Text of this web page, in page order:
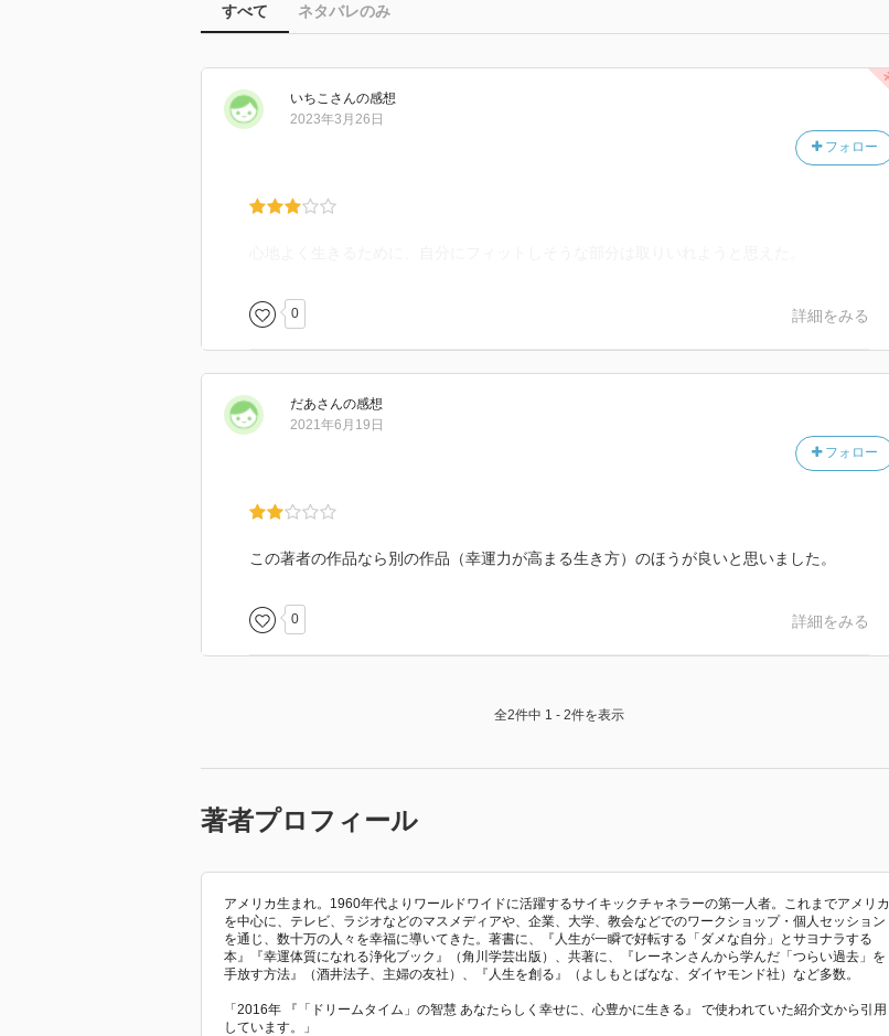
すべて ネタバレのみ
いちこ さんの感想
フォロー
2023年3月26日
0 詳細をみる
だあさんの感想
フォロー
2021年6月19日
この著者の作品なら別の作品（幸運力が高まる生き方）のほうが良いと思いました。
0 詳細をみる
全2件中 1 - 2件を表示
著者プロフィール
アメリカ生まれ。1960年代よりワールドワイドに活躍するサイキックチャネラーの第一人者。これまでアメリカ
を中心に、テレビ、ラジオなどのマスメディアや、企業、大学、教会などでのワークショップ・個人セッション
を通じ、数十万の人々を幸福に導いてきた。著書に、『人生が一瞬で好転する「ダメな自分」とサヨナラする
本』『幸運体質になれる浄化ブック』（角川学芸出版）、共著に、『レーネンさんから学んだ「つらい過去」を
手放す方法』（酒井法子、主婦の友社）、『人生を創る』（よしもとばなな、ダイヤモンド社）など多数。
「2016年 『「ドリームタイム」の智慧 あなたらしく幸せに、心豊かに生きる』 で使われていた紹介文から引用
しています。」